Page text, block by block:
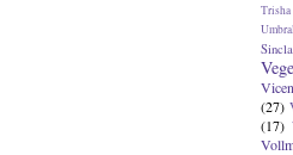
Umbral
(27)
(17)